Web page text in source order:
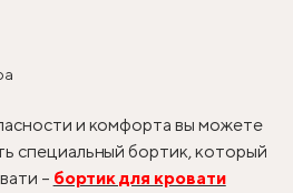
и комфорта вы можете
специальный бортик, который
– бортик для кровати